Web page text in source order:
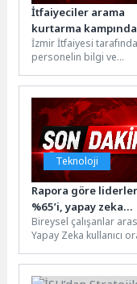
İtfaiyeciler arama
kurtarma
araya geldi
İzmir İtfaiyesi
personelin bilgi ve
ekip ruhunu
amacıyla Menderes
Özdere...
Teknoloji
Rapora göre
%65’i, yapay zeka
ajanlarının üç yıl
işlerinin en az
Bireysel çalışanlar
Yapay Zeka kullanıcı
artarak %74'e
ulaştıBireysel...